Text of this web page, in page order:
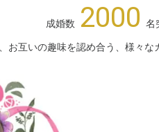
成婚数 2000 名
お互いの趣味を認め合う、様々